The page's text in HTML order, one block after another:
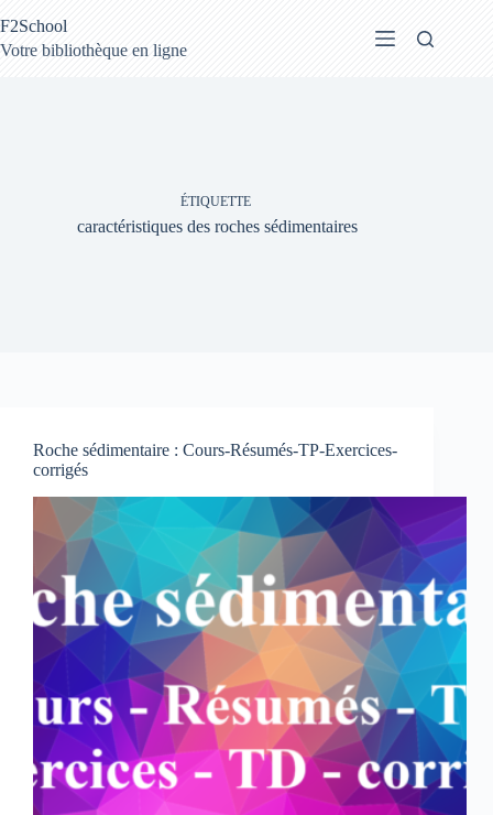
au
contenu
F2School
Votre bibliothèque en ligne
ÉTIQUETTE
caractéristiques des roches sédimentaires
Roche sédimentaire : Cours-Résumés-TP-Exercices-
corrigés